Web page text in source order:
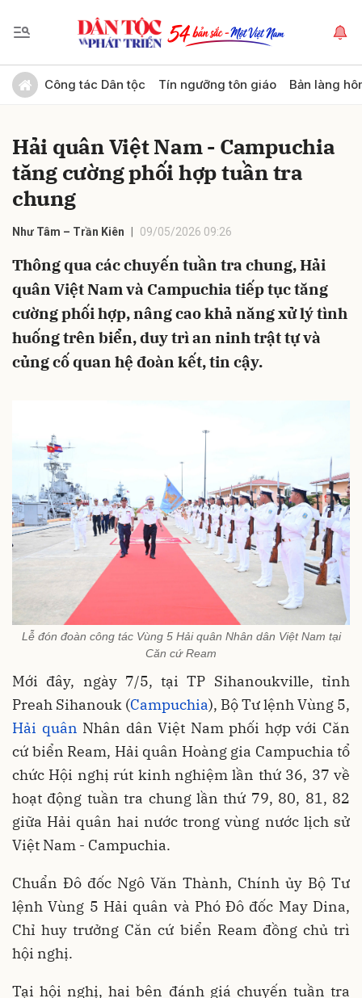
Công tác Dân tộc Tín ngưỡng tôn giáo Bản làng
Hải quân Việt Nam - Campuchia
tăng cường phối hợp tuần tra
chung
Như Tâm – Trần Kiên 09/05/2026 09:26
Thông qua các chuyến tuần tra chung, Hải
quân Việt Nam và Campuchia tiếp tục tăng
cường phối hợp, nâng cao khả năng xử lý tình
huống trên biển, duy trì an ninh trật tự và
củng cố quan hệ đoàn kết, tin cậy.
Lễ đón đoàn công tác Vùng 5 Hải quân Nhân dân Việt Nam tại
Căn cứ Ream
Mới đây, ngày 7/5, tại TP Sihanoukville, tỉnh
Preah Sihanouk (Campuchia), Bộ Tư lệnh Vùng 5,
Hải quân Nhân dân Việt Nam phối hợp với Căn
cứ biển Ream, Hải quân Hoàng gia Campuchia tổ
chức Hội nghị rút kinh nghiệm lần thứ 36, 37 về
hoạt động tuần tra chung lần thứ 79, 80, 81, 82
giữa Hải quân hai nước trong vùng nước lịch sử
Việt Nam - Campuchia.
Chuẩn Đô đốc Ngô Văn Thành, Chính ủy Bộ Tư
lệnh Vùng 5 Hải quân và Phó Đô đốc May Dina,
Chỉ huy trưởng Căn cứ biển Ream đồng chủ trì
hội nghị.
Tại hội nghị, hai bên đánh giá chuyến tuần tra
Gửi bình luận